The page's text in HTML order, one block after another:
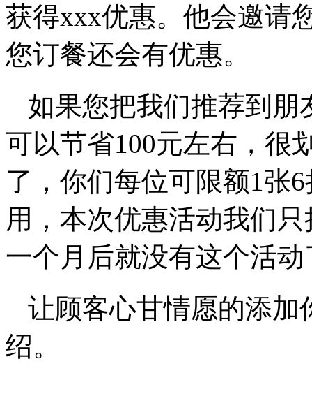
获得xxx优惠。他会邀请
您订餐还会有优惠。
如果您把我们推荐到朋
可以节省100元左右，很
了，你们每位可限额1张
用，本次优惠活动我们
一个月后就没有这个活动
让顾客心甘情愿的添加
绍。